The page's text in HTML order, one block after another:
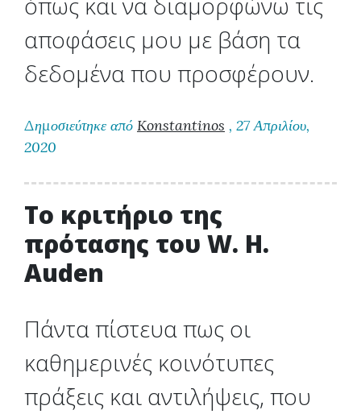
αποφάσεις μου με βάση τα
δεδομένα που προσφέρουν.
Δημοσιεύτηκε από Konstantinos , 27 Απριλίου,
2020
Το κριτήριο της
πρότασης του W. H.
Auden
Πάντα πίστευα πως οι
καθημερινές κοινότυπες
πράξεις και αντιλήψεις, που